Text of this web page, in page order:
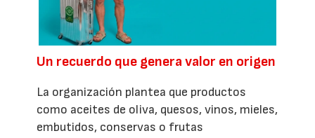
Un recuerdo que genera valor en origen
La organización plantea que productos
como aceites de oliva, quesos, vinos, mieles,
embutidos, conservas o frutas